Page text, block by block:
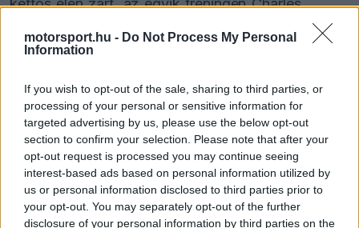
motorsport.hu - Do Not Process My Personal
Information
If you wish to opt-out of the sale, sharing to third parties, or
processing of your personal or sensitive information for
targeted advertising by us, please use the below opt-out
section to confirm your selection. Please note that after your
opt-out request is processed you may continue seeing
interest-based ads based on personal information utilized by
us or personal information disclosed to third parties prior to
your opt-out. You may separately opt-out of the further
disclosure of your personal information by third parties on the
kettős élén zárt, az egyik tréningen Charles
Leclerc, a másikon ő volt a gyorsabb, így a
Scuderia már pénteken megmutatta, hogy komoly
Player
loading.
This
is
a
The media could not be loaded, either because
the server or network failed or because the format
is not supported.